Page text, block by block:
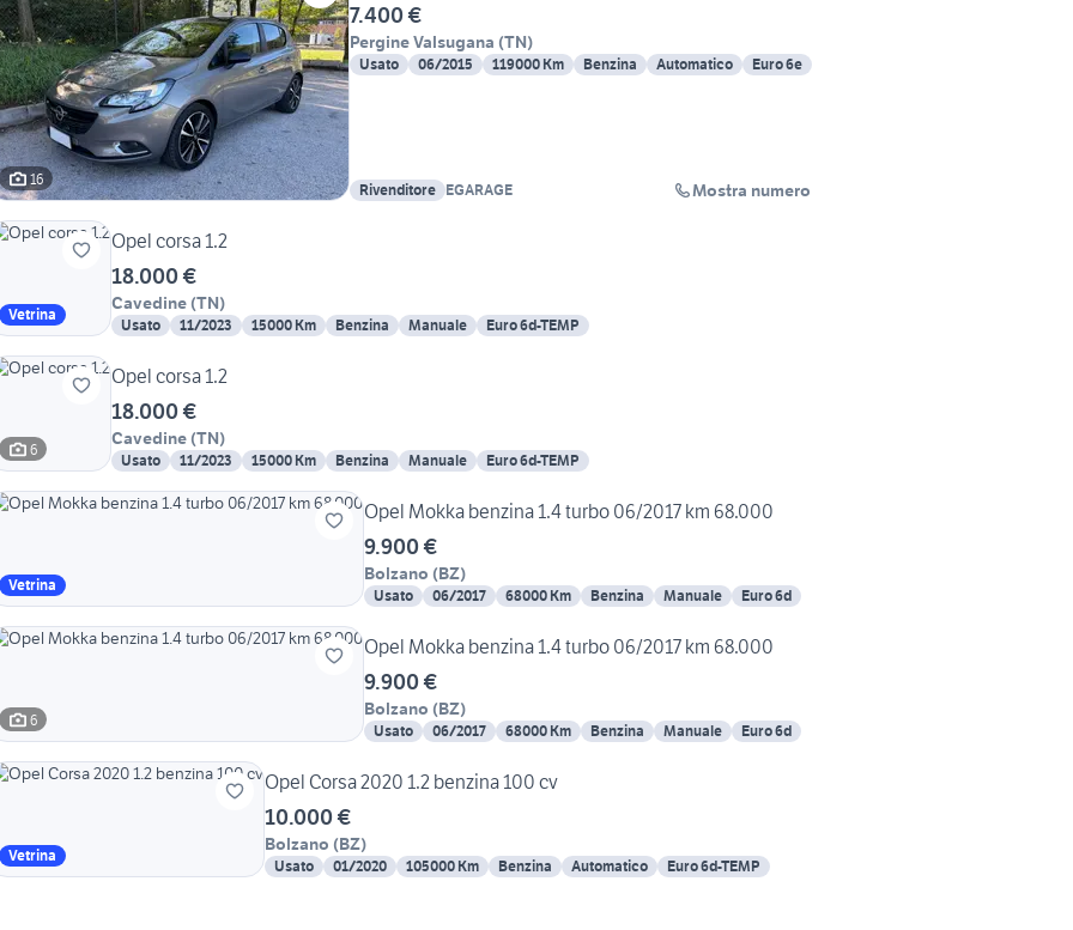
16
7.400 €
Pergine Valsugana (TN)
Usato 06/2015 119000 Km Benzina Automatico Euro 6e
Rivenditore EGARAGE Mostra numero
Vetrina
Opel corsa 1.2
18.000 €
Cavedine (TN)
Usato 11/2023 15000 Km Benzina Manuale Euro 6d-TEMP
6
Opel corsa 1.2
18.000 €
Cavedine (TN)
Usato 11/2023 15000 Km Benzina Manuale Euro 6d-TEMP
Vetrina
Opel Mokka benzina 1.4 turbo 06/2017 km 68.000
9.900 €
Bolzano (BZ)
Usato 06/2017 68000 Km Benzina Manuale Euro 6d
6
Opel Mokka benzina 1.4 turbo 06/2017 km 68.000
9.900 €
Bolzano (BZ)
Usato 06/2017 68000 Km Benzina Manuale Euro 6d
Vetrina
Opel Corsa 2020 1.2 benzina 100 cv
10.000 €
Bolzano (BZ)
Usato 01/2020 105000 Km Benzina Automatico Euro 6d-TEMP